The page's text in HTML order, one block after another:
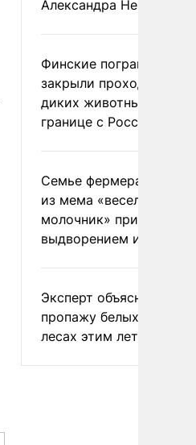
Александра Невзорова
Финские пограничники
закрыли проходы для
диких животных на
границе с Россией
Семье фермера
из мема «веселый
молочник» пригрозили
выдворением из
Эксперт объяснил
пропажу белых грибов
лесах этим летом